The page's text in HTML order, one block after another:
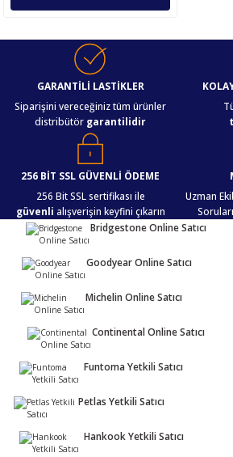
GARANTİLİ LASTİKLER
Siparişini vereceğiniz tüm ürünler
distribütör garantilidir
256 BİT SSL GÜVENLİ ÖDEME
256 Bit SSL sertifikası ile
güvenli alışverişin keyfini çıkarın
Uzman
Bridgestone Online Satıcı
Goodyear Online Satıcı
Michelin Online Satıcı
Continental Online Satıcı
Funtoma Yetkili Satıcı
Petlas Yetkili Satıcı
Hankook Yetkili Satıcı